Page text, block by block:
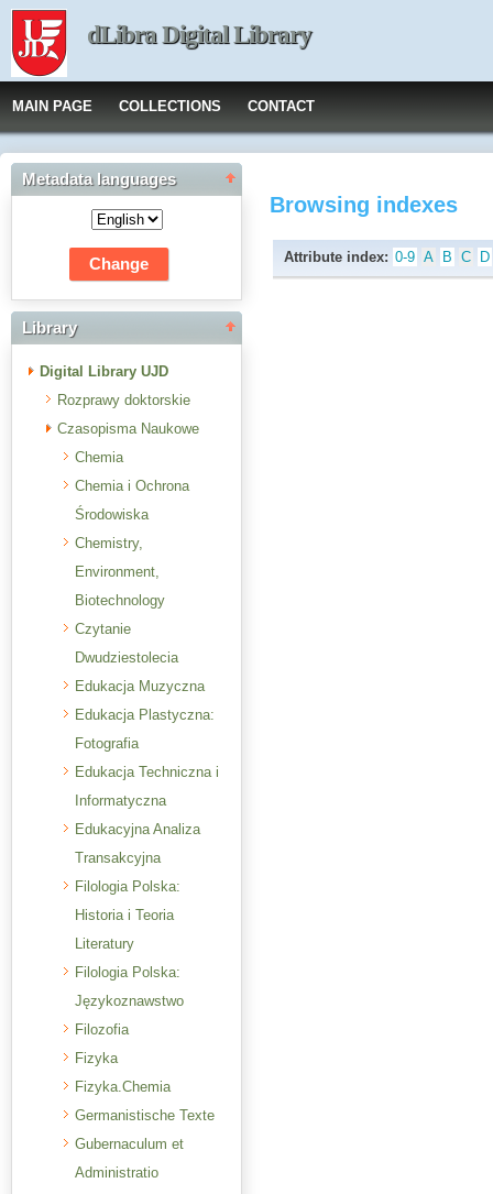
dLibra Digital Library
MAIN PAGE COLLECTIONS CONTACT
Metadata languages
Library
Digital Library UJD
Rozprawy doktorskie
Czasopisma Naukowe
Chemia
Chemia i Ochrona
Środowiska
Chemistry,
Environment,
Biotechnology
Czytanie
Dwudziestolecia
Edukacja Muzyczna
Edukacja Plastyczna:
Fotografia
Edukacja Techniczna i
Informatyczna
Edukacyjna Analiza
Transakcyjna
Filologia Polska:
Historia i Teoria
Literatury
Filologia Polska:
Językoznawstwo
Filozofia
Fizyka
Fizyka.Chemia
Germanistische Texte
Gubernaculum et
Administratio
Browsing indexes
Attribute index: 0-9 A B C D